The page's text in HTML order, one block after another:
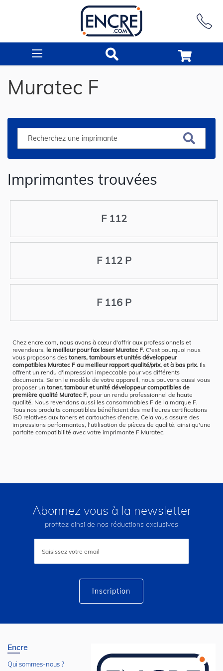
Muratec F
Imprimantes trouvées
F 112
F 112 P
F 116 P
Chez encre.com, nous avons à cœur d'offrir aux professionnels et
revendeurs, le meilleur pour fax laser Muratec F. C'est pourquoi nous
vous proposons des toners, tambours et unités développeur
compatibles Muratec F au meilleur rapport qualité/prix, et à bas prix. Ils
offrent un rendu d'impression impeccable pour vos différents
documents. Selon le modèle de votre appareil, nous pouvons aussi vous
proposer un toner, tambour et unité développeur compatibles de
première qualité Muratec F, pour un rendu professionnel de haute
qualité. Nous revendons aussi les consommables F de la marque F.
Tous nos produits compatibles bénéficient des meilleures certifications
ISO relatives aux toners et cartouches d'encre. Cela vous assure des
impressions performantes, l'utilisation de pièces de qualité, ainsi qu'une
parfaite compatibilité avec votre imprimante F Muratec.
Abonnez vous à la newsletter
profitez ainsi de nos réductions exclusives
lettre
Inscription
Encre
Qui sommes-nous ?